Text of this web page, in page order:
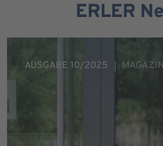
ERLER
AUSGABE 10/2025 MAGAZIN